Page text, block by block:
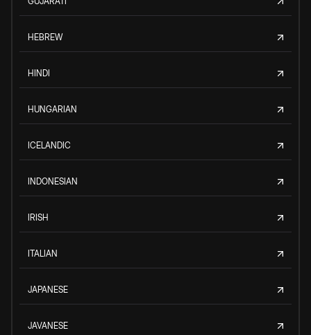
HEBREW
HINDI
HUNGARIAN
ICELANDIC
INDONESIAN
IRISH
ITALIAN
JAPANESE
JAVANESE